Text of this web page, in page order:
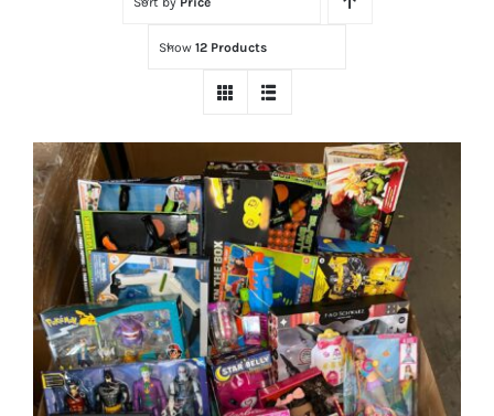
Ubicación
Máster Online
Show 12 Products